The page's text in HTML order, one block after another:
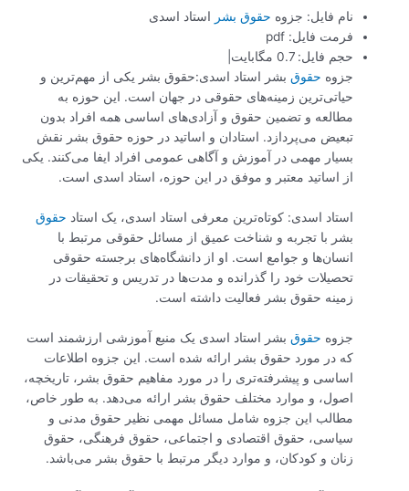
نام فایل: جزوه حقوق بشر استاد اسدی
فرمت فایل: pdf
حجم فایل: 0.7 مگابایت|
جزوه حقوق بشر استاد اسدی:حقوق بشر یکی از مهم‌ترین و
حیاتی‌ترین زمینه‌های حقوقی در جهان است. این حوزه به
مطالعه و تضمین حقوق و آزادی‌های اساسی همه افراد بدون
تبعیض می‌پردازد. استادان و اساتید در حوزه حقوق بشر نقش
بسیار مهمی در آموزش و آگاهی عمومی افراد ایفا می‌کنند. یکی
از اساتید معتبر و موفق در این حوزه، استاد اسدی است.
استاد اسدی: کوتاه‌ترین معرفی استاد اسدی، یک استاد حقوق
بشر با تجربه و شناخت عمیق از مسائل حقوقی مرتبط با
انسان‌ها و جوامع است. او از دانشگاه‌های برجسته حقوقی
تحصیلات خود را گذرانده و مدت‌ها در تدریس و تحقیقات در
زمینه حقوق بشر فعالیت داشته است.
جزوه حقوق بشر استاد اسدی یک منبع آموزشی ارزشمند است
که در مورد حقوق بشر ارائه شده است. این جزوه اطلاعات
اساسی و پیشرفته‌تری را در مورد مفاهیم حقوق بشر، تاریخچه،
اصول، و موارد مختلف حقوق بشر ارائه می‌دهد. به طور خاص،
مطالب این جزوه شامل مسائل مهمی نظیر حقوق مدنی و
سیاسی، حقوق اقتصادی و اجتماعی، حقوق فرهنگی، حقوق
زنان و کودکان، و موارد دیگر مرتبط با حقوق بشر می‌باشد.